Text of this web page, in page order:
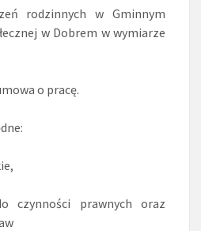
rodzinnych w Gminnym
w Dobrem w wymiarze
o pracę.
czynności prawnych oraz